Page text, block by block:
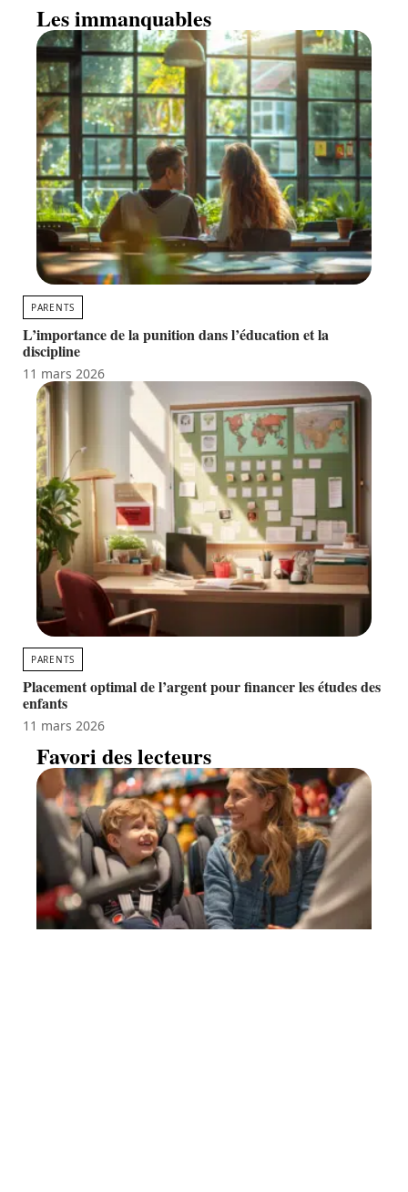
Les immanquables
PARENTS
L’importance de la punition dans l’éducation et la
discipline
11 mars 2026
PARENTS
Placement optimal de l’argent pour financer les études des
enfants
11 mars 2026
Favori des lecteurs